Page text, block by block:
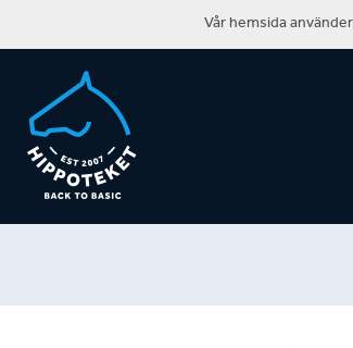
Vår hemsida